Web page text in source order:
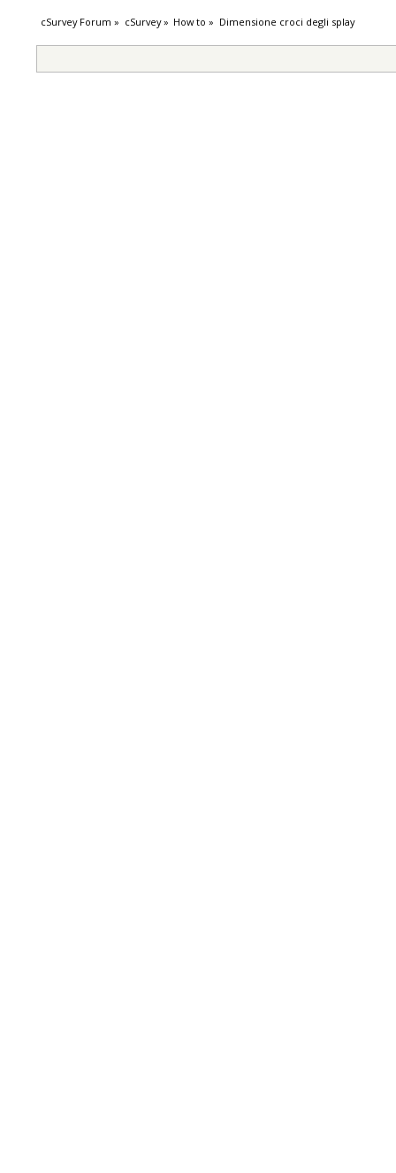
cSurvey Forum » cSurvey» How to » Dimensione croci degli splay